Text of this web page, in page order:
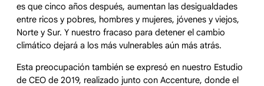
es que cinco años después, aumentan las desigualdades
entre ricos y pobres, hombres y mujeres, jóvenes y viejos,
Norte y Sur. Y nuestro fracaso para detener el cambio
climático dejará a los más vulnerables aún más atrás.
Esta preocupación también se expresó en nuestro Estudio
de CEO de 2019, realizado junto con Accenture, donde el